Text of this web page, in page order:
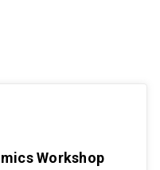
Workshop